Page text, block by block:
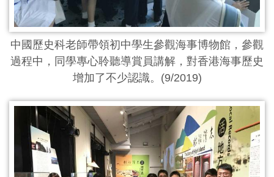
中國歷史科老師帶領初中學生參觀海事博物館，參觀
過程中，同學專心聆聽導賞員講解，對香港海事歷史
增加了不少認識。(9/2019)